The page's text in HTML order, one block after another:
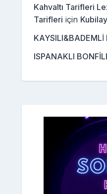
Kahvaltı Tarifleri
Tarifleri için
KAYSILI&BADEMLİ
ISPANAKLI